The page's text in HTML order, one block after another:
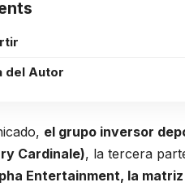
del Autor
el grupo inversor
Cardinale), la tercera
Entertainment, la matriz